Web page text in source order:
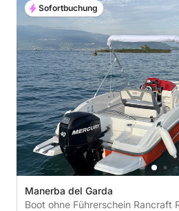
Manerba del Garda
Sofortbuchung